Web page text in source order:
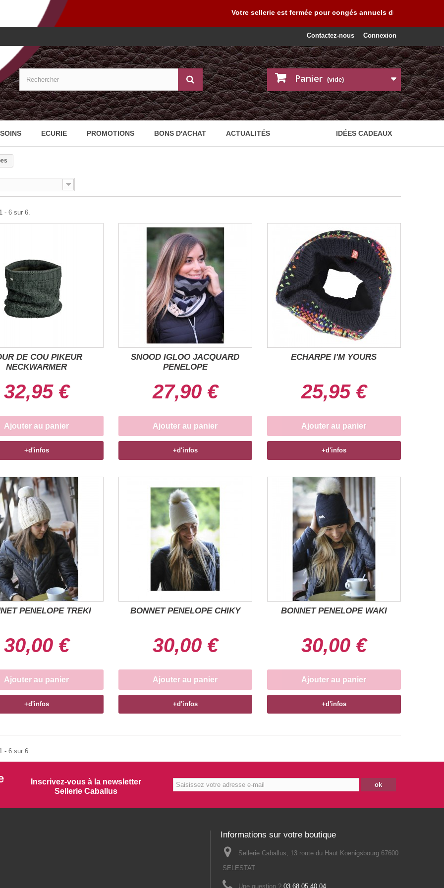
Votre sellerie est fermée pour congés annuels du 03 au 19 août
Connexion
Contactez-nous
Panier (vide)
IDÉES CADEAUX
SOINS ECURIE PROMOTIONS BONS D'ACHAT ACTUALITÉS
- 6 sur 6.
DE COU PIKEUR
NECKWARMER
32,95 €
Ajouter au panier
+d'infos
SNOOD IGLOO JACQUARD
PENELOPE
27,90 €
Ajouter au panier
+d'infos
ECHARPE I'M YOURS
25,95 €
Ajouter au panier
+d'infos
PENELOPE TREKI
30,00 €
Ajouter au panier
+d'infos
BONNET PENELOPE CHIKY
30,00 €
Ajouter au panier
+d'infos
BONNET PENELOPE WAKI
30,00 €
Ajouter au panier
+d'infos
- 6 sur 6.
Inscrivez-vous à la newsletter
Sellerie Caballus
ok
Informations sur votre boutique
Sellerie Caballus, 13 route du Haut Koenigsbourg 67600
SELESTAT
Une question ? 03 68 05 40 04